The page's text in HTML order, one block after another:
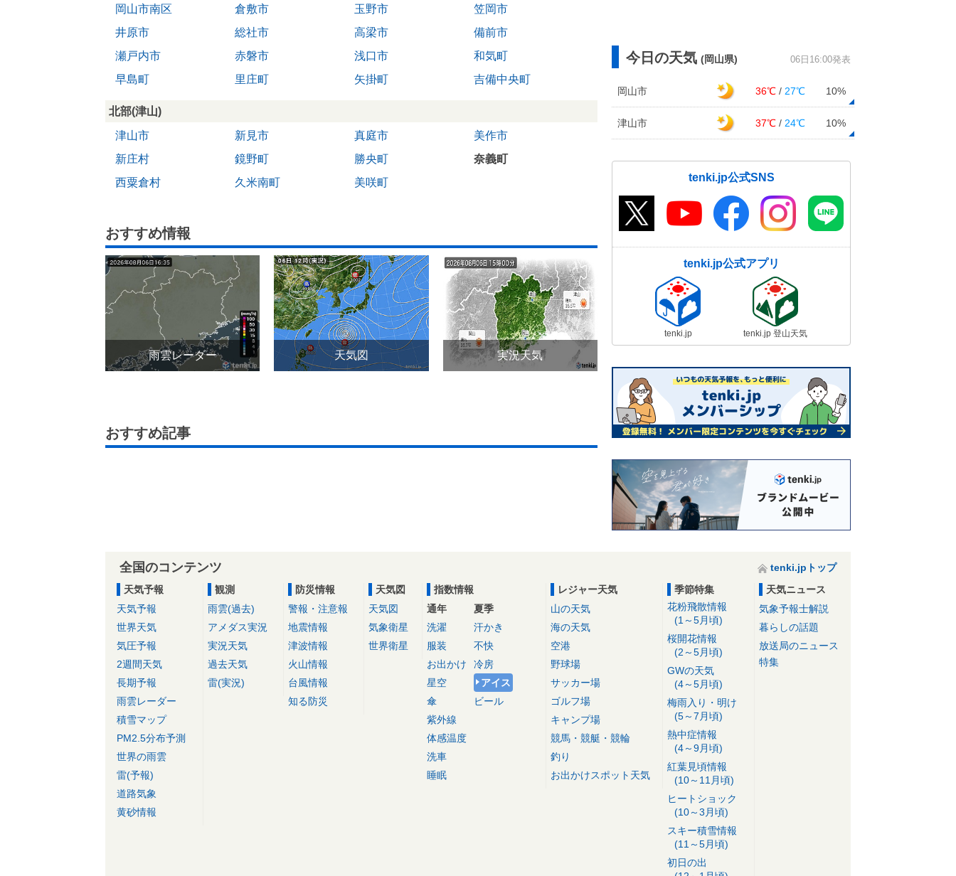
岡山市南区
倉敷市 玉野市
笠岡市
井原市
総社市 高梁市
備前市
瀬戸内市
赤磐市 浅口市
和気町
早島町
里庄町 矢掛町 吉備中央町
北部(津山)
津山市
新見市 真庭市
美作市
新庄村
鏡野町 勝央町
奈義町
西粟倉村
久米南町 美咲町
おすすめ情報
雨雲レーダー 天気図 実況天気
おすすめ記事
今日の天気 (岡山県) 06日16:00発表
岡山市 36℃ / 27℃ 10%
津山市 37℃ / 24℃ 10%
tenki.jp公式SNS
tenki.jp公式アプリ
tenki.jp tenki.jp 登山天気
全国のコンテンツ
tenki.jpトップ
天気予報
天気予報
世界天気
気圧予報
2週間天気
長期予報
雨雲レーダー
積雪マップ
PM2.5分布予測
世界の雨雲
雷(予報)
道路気象
黄砂情報
観測
雨雲(過去)
アメダス実況
実況天気
過去天気
雷(実況)
防災情報
警報・注意報
地震情報
津波情報
火山情報
台風情報
知る防災
天気図
天気図
気象衛星
世界衛星
指数情報
通年
洗濯
服装
お出かけ
星空
傘
紫外線
体感温度
洗車
睡眠
夏季
汗かき
不快
冷房
アイス
ビール
レジャー天気
山の天気
海の天気
空港
野球場
サッカー場
ゴルフ場
キャンプ場
競馬・競艇・競輪
釣り
お出かけスポット天気
季節特集
花粉飛散情報
(1～5月頃)
桜開花情報
(2～5月頃)
GWの天気
(4～5月頃)
梅雨入り・明け
(5～7月頃)
熱中症情報
(4～9月頃)
紅葉見頃情報
(10～11月頃)
ヒートショック
(10～3月頃)
スキー積雪情報
(11～5月頃)
初日の出
天気ニュース
気象予報士解説
暮らしの話題
放送局のニュース
特集